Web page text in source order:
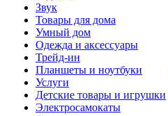
Звук
Товары для дома
Умный дом
Одежда и аксессуары
Трейд-ин
Планшеты и ноутбуки
Услуги
Детские товары и игрушки
Электросамокаты